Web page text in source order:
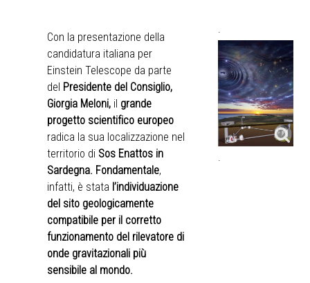
Con la presentazione della
candidatura italiana per
Einstein Telescope da parte
del Presidente del Consiglio,
Giorgia Meloni, il grande
progetto scientifico europeo
radica la sua localizzazione nel
territorio di Sos Enattos in
Sardegna. Fondamentale,
infatti, è stata l’individuazione
del sito geologicamente
compatibile per il corretto
funzionamento del rilevatore di
onde gravitazionali più
sensibile al mondo.
.
.